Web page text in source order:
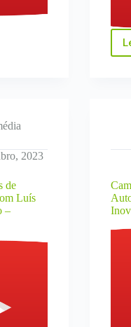
2023
de
Luís
–